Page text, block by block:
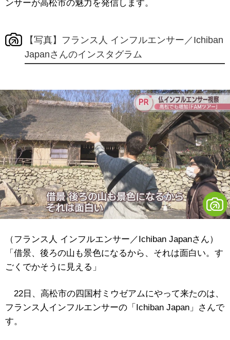
ンサーが高松市の魅力を発信します。
【写真】フランス人 インフルエンサー／Ichiban
Japanさんのインスタグラム
（フランス人 インフルエンサー／Ichiban Japanさん）
「借景、後ろの山も景色になるから、それは面白い。す
ごくでかそうに見える」
22日、高松市の四国村ミウゼアムにやって来たのは、
フランス人インフルエンサーの「Ichiban Japan」さんで
す。